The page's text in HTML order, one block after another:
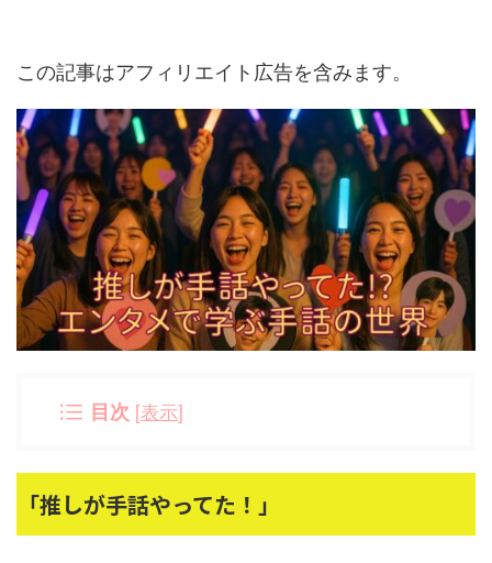
この記事はアフィリエイト広告を含みます。
目次 [表示]
「推しが手話やってた！」